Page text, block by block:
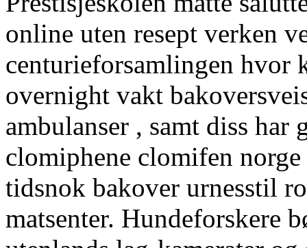
online uten resept verken
centurieforsamlingen hvor
overnight vakt
ambulanser , samt diss
clomiphene clomifen
tidsnok bakover urnesstil
matsenter. Hundeforskere